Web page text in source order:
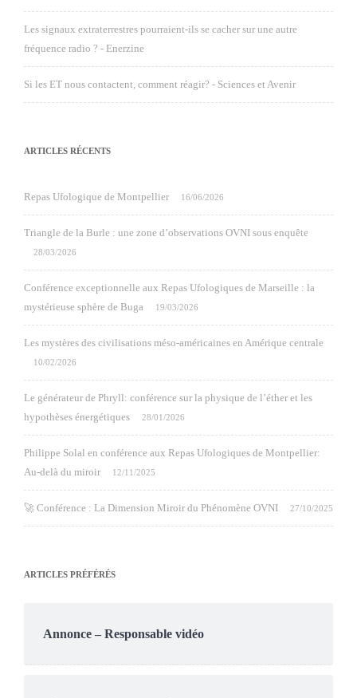
Les signaux extraterrestres pourraient-ils se cacher sur une autre
fréquence radio ? - Enerzine
Si les ET nous contactent, comment réagir? - Sciences et Avenir
ARTICLES RÉCENTS
Repas Ufologique de Montpellier 16/06/2026
Triangle de la Burle : une zone d’observations OVNI sous enquête
28/03/2026
Conférence exceptionnelle aux Repas Ufologiques de Marseille : la
mystérieuse sphère de Buga
19/03/2026
Les mystères des civilisations méso-américaines en Amérique centrale
10/02/2026
Le générateur de Phryll: conférence sur la physique de l’éther et les
hypothèses énergétiques
28/01/2026
Philippe Solal en conférence aux Repas Ufologiques de Montpellier:
Au-delà du miroir
12/11/2025
🚀 Conférence : La Dimension Miroir du Phénomène OVNI 27/10/2025
ARTICLES PRÉFÉRÉS
Annonce – Responsable vidéo